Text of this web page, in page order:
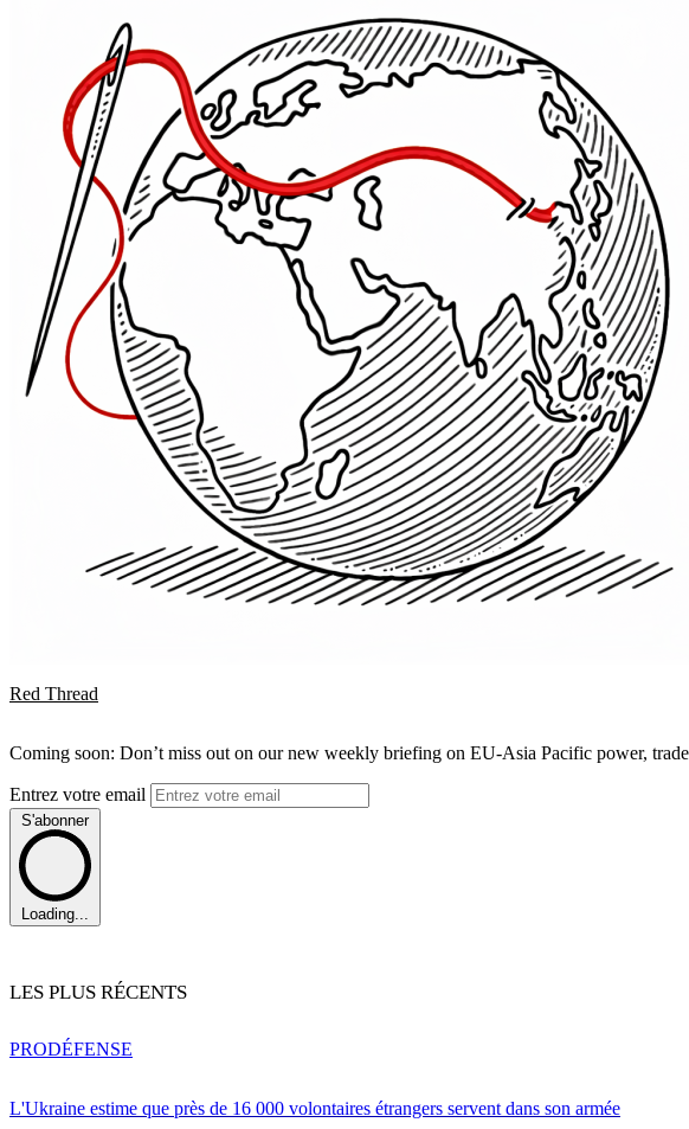
Red Thread
Coming soon: Don’t miss out on our new weekly briefing on EU-Asia Pacific power, trade
Entrez votre email
S'abonner
Loading...
LES PLUS RÉCENTS
L'Ukraine estime que près de 16 000 volontaires étrangers servent dans son armée
PRODÉFENSE